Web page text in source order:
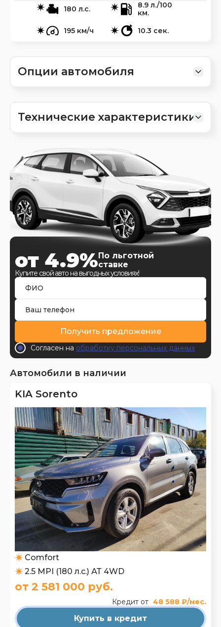
180 л.с.
8.9 л./100
км.
195 км/ч
10.3 сек.
Опции автомобиля
Технические характеристики
от 4.9% По льготной
ставке
Купите свой авто на выгодных условиях!
Получить предложение
Согласен на обработку персональных данных
Автомобили в наличии
KIA Sorento
Comfort
2.5 MPI (180 л.с.) АТ 4WD
от 2 581 000 руб.
Кредит от 48 588 ₽/мес.
Купить в кредит